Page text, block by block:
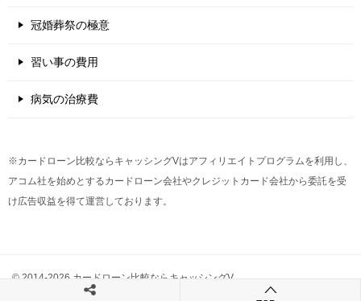
冠婚葬祭の極意
習い事の費用
病気の治療費
※カードローン比較ならキャッシングVはアフィリエイトプログラムを利用し、
アコム社を始めとするカードローン会社やクレジットカード会社から委託を受
け広告収益を得て運営しております。
© 2014-2026 カードローン比較ならキャッシングV